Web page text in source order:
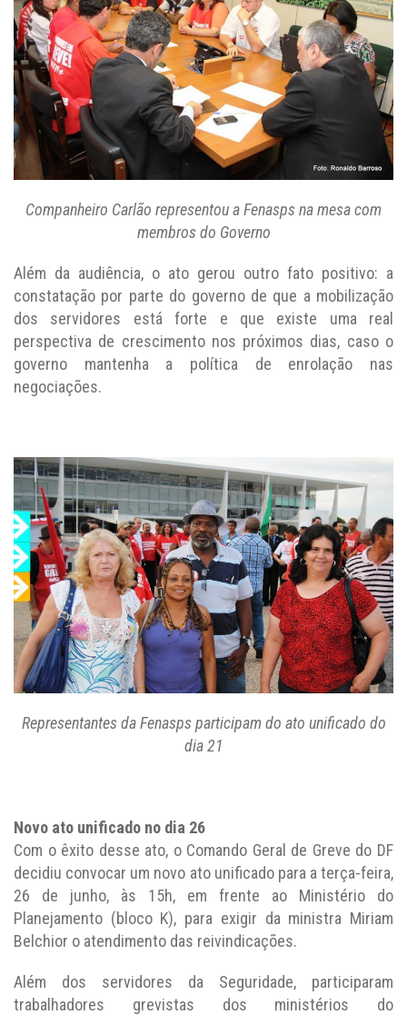
Companheiro Carlão representou a Fenasps na mesa com
membros do Governo
Além da audiência, o ato gerou outro fato positivo: a
constatação por parte do governo de que a mobilização
dos servidores está forte e que existe uma real
perspectiva de crescimento nos próximos dias, caso o
governo mantenha a política de enrolação nas
negociações.
Representantes da Fenasps participam do ato unificado do
dia 21
Novo ato unificado no dia 26
Com o êxito desse ato, o Comando Geral de Greve do DF
decidiu convocar um novo ato unificado para a terça-feira,
26 de junho, às 15h, em frente ao Ministério do
Planejamento (bloco K), para exigir da ministra Miriam
Belchior o atendimento das reivindicações.
Além dos servidores da Seguridade, participaram
trabalhadores grevistas dos ministérios do